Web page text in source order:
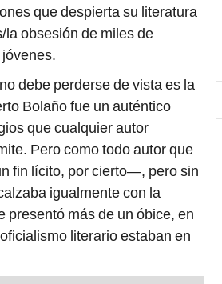
que despierta su literatura
la obsesión de miles de
debe perderse de vista es la
Bolaño fue un auténtico
que cualquier autor
Pero como todo autor que
fin lícito, por cierto—, pero sin
igualmente con la
presentó más de un óbice, en
literario estaban en